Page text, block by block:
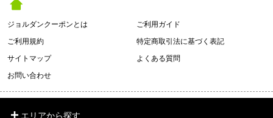
ジョルダンクーポンとは
ご利用ガイド
ご利用規約
特定商取引法に基づく表記
サイトマップ
よくある質問
お問い合わせ
エリアから探す